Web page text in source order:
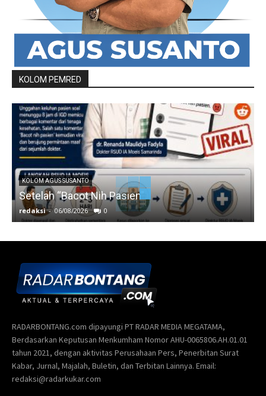
KOLOM PEMRED
KOLOM AGUS SUSANTO
Setelah “Bacot Nih Pasien”
redaksi - 06/08/2026 0
RADARBONTANG.com dipayungi PT RADAR MEDIA MEGATAMA,
Berdasarkan Keputusan Menkumham Nomor AHU-0065806.AH.01.01
tahun 2021, dengan aktivitas Perusahaan Pers, Penerbitan Surat
Kabar, Jurnal, Majalah, Buletin, dan Terbitan Lainnya. Email:
redaksi@radarkukar.com